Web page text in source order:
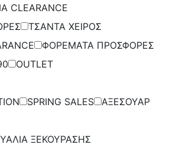
CLEARANCE
ΤΣΑΝΤΑ ΧΕΙΡΟΣ
ΦΟΡΕΜΑΤΑ ΠΡΟΣΦΟΡΕΣ
OUTLET
SPRING SALES
ΑΞΕΣΟΥΑΡ
ΞΕΚΟΥΡΑΣΗΣ